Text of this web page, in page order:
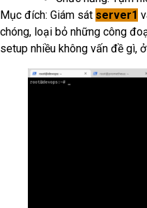
Mục đích: Giám sát server1
chóng, loại bỏ những công
setup nhiều không vấn đề gì,